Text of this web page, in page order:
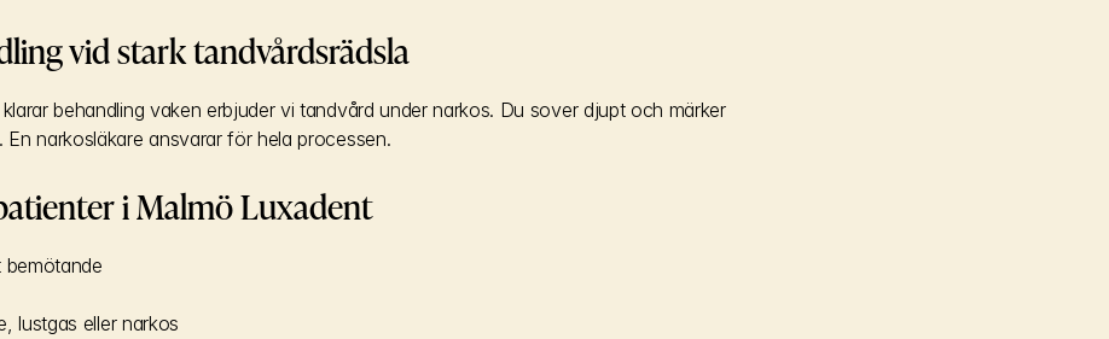
vid stark tandvårdsrädsla
behandling vaken erbjuder vi tandvård under narkos. Du sover djupt och märker
En narkosläkare ansvarar för hela processen.
i Malmö Luxadent
bemötande
lustgas eller narkos